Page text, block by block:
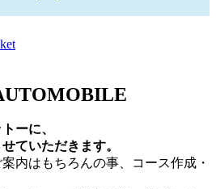
ーに、
ていただきます。
内はもちろんの事、コース作成・